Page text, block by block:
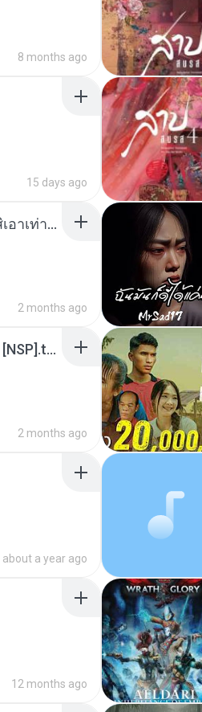
8 months ago
15 days ago
ເຊົາຮ້ອງເຖົ້າຊິເອົາທໍ່ໃດ (เซาฮ้องเถ้าสิเอาเท่าใด) ບຸນເກີດ ຫນູຫ່ວງ ft. ໂສພາ ຈຸນທະລາ
2 months ago
Tomodachi Life Living the Dream [NSP].torrent
2 months ago
about a year ago
12 months ago